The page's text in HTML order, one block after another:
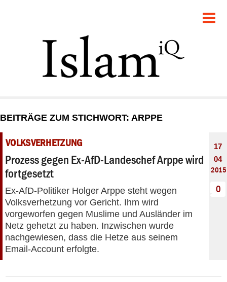
GESELLSCHAFT
STARTSEITE
PANORAMA
BEITRÄGE ZUM STICHWORT: ARPPE
VOLKSVERHETZUNG
Prozess gegen Ex-AfD-Landeschef Arppe wird
fortgesetzt
Ex-AfD-Politiker Holger Arppe steht wegen
Volksverhetzung vor Gericht. Ihm wird
vorgeworfen gegen Muslime und Ausländer im
Netz gehetzt zu haben. Inzwischen wurde
nachgewiesen, dass die Hetze aus seinem
Email-Account erfolgte.
17
04
2015
0